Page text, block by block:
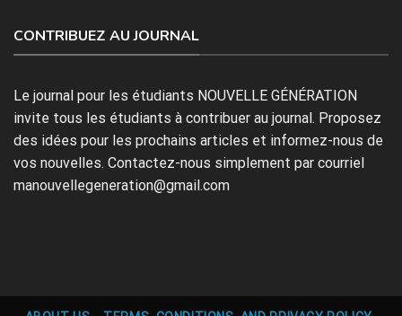
CONTRIBUEZ AU JOURNAL
Le journal pour les étudiants NOUVELLE GÉNÉRATION
invite tous les étudiants à contribuer au journal. Proposez
des idées pour les prochains articles et informez-nous de
vos nouvelles. Contactez-nous simplement par courriel
manouvellegeneration@gmail.com